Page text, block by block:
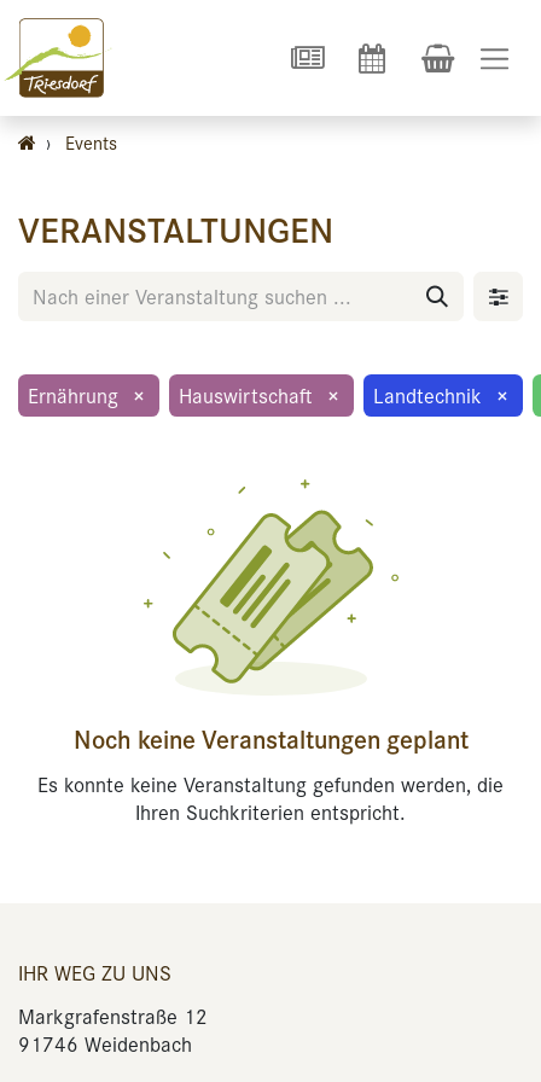
› Events
VERANSTALTUNGEN
Ernährung × Hauswirtschaft × Landtechnik ×
Noch keine Veranstaltungen geplant
Es konnte keine Veranstaltung gefunden werden, die
Ihren Suchkriterien entspricht.
IHR WEG ZU UNS
Markgrafenstraße 12
91746 Weidenbach